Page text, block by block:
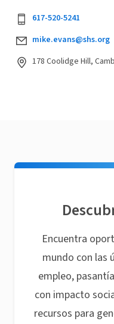
617-520-5241
mike.evans@shs.org
178 Coolidge Hill,
Encuentra
mundo con las
empleo,
con impacto
recursos para